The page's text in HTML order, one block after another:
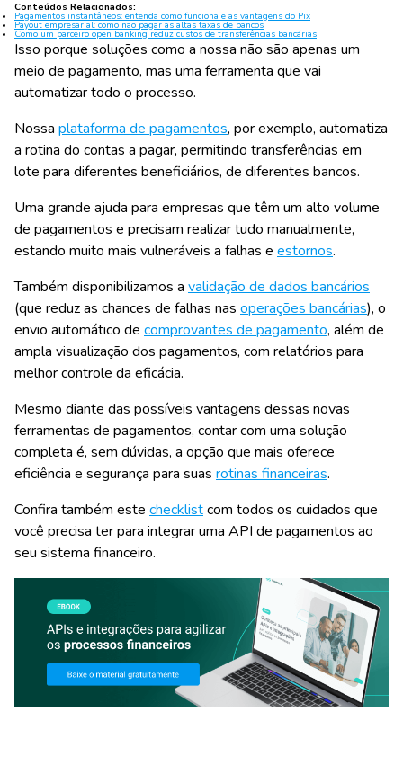
Conteúdos Relacionados:
Pagamentos instantâneos: entenda como funciona e as vantagens do Pix
Payout empresarial: como não pagar as altas taxas de bancos
Como um parceiro open banking reduz custos de transferências bancárias
Isso porque soluções como a nossa não são apenas um
meio de pagamento, mas uma ferramenta que vai
automatizar todo o processo.
Nossa plataforma de pagamentos, por exemplo, automatiza
a rotina do contas a pagar, permitindo transferências em
lote para diferentes beneficiários, de diferentes bancos.
Uma grande ajuda para empresas que têm um alto volume
de pagamentos e precisam realizar tudo manualmente,
estando muito mais vulneráveis a falhas e estornos.
Também disponibilizamos a validação de dados bancários
(que reduz as chances de falhas nas operações bancárias), o
envio automático de comprovantes de pagamento, além de
ampla visualização dos pagamentos, com relatórios para
melhor controle da eficácia.
Mesmo diante das possíveis vantagens dessas novas
ferramentas de pagamentos, contar com uma solução
completa é, sem dúvidas, a opção que mais oferece
eficiência e segurança para suas rotinas financeiras.
Confira também este checklistcom todos os cuidados que
você precisa ter para integrar uma API de pagamentos ao
seu sistema financeiro.